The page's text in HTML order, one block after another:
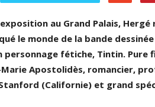
au Grand Palais, Hergé
le monde de la bande
personnage fétiche, Tintin.
Marie Apostolidès, romancier,
(Californie) et grand